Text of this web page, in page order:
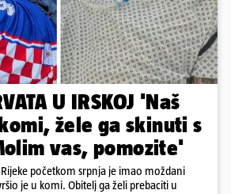
U IRSKOJ 'Naš
žele ga skinuti s
vas, pomozite'
početkom srpnja je imao moždani
je u komi. Obitelj ga želi prebaciti u